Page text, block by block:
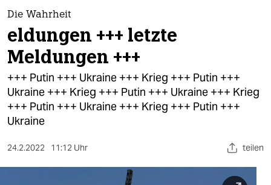
themen
politik
öko
gesellschaft
kultur
sport
Die Wahrheit
eldungen +++ letzte
Meldungen +++
+++ Putin +++ Ukraine +++ Krieg +++ Putin +++
Ukraine +++ Krieg +++ Putin +++ Ukraine +++ Krieg
+++ Putin +++ Ukraine +++ Krieg +++ Putin +++
Ukraine
24.2.2022 11:12 Uhr teilen